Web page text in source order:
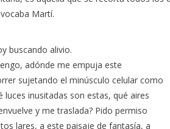
Martí.
buscando alivio.
adónde me empuja este
sujetando el minúsculo celular como
luces inusitadas son estas, qué aires
y me traslada? Pido permiso
lares, a este paisaje de fantasía, a